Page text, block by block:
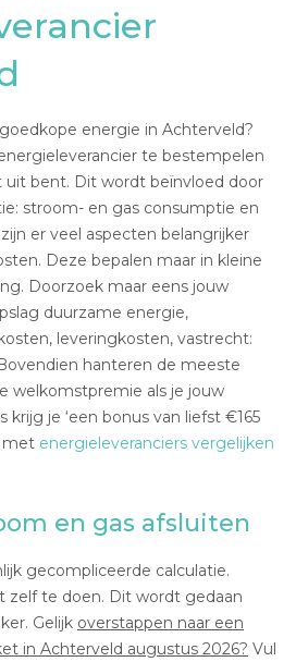
energie in Achterveld?
te bestempelen
uit bent. Dit wordt beïnvloed door
stroom- en gas consumptie en
er veel aspecten belangrijker
Deze bepalen maar in kleine
Doorzoek maar eens jouw
duurzame energie,
leveringkosten, vastrecht:
hanteren de meeste
welkomstpremie als je jouw
krijg je ‘een bonus van liefst €165
met energieleveranciers vergelijken
en gas afsluiten
gecompliceerde calculatie.
zelf te doen. Dit wordt gedaan
Gelijk overstappen naar een
in Achterveld augustus 2026? Vul